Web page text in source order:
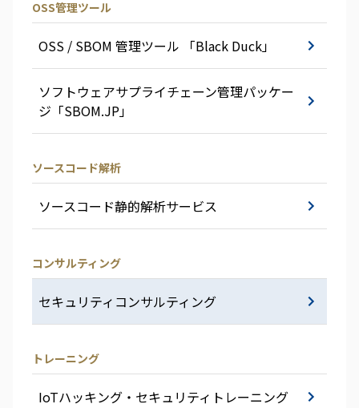
OSS管理ツール
OSS / SBOM 管理ツール 「Black Duck」
ソフトウェアサプライチェーン管理パッケー
ジ「SBOM.JP」
ソースコード解析
ソースコード静的解析サービス
コンサルティング
セキュリティコンサルティング
トレーニング
IoTハッキング・セキュリティトレーニング